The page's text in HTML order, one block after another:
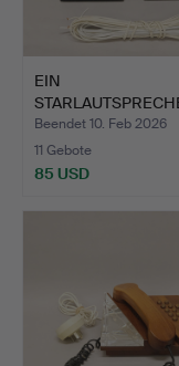
EIN
DALI CONCEPT 2.
Beendet 10. Feb 2026
11 Gebote
85 USD